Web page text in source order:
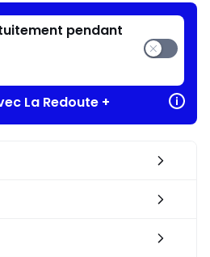
pendant
La Redoute +